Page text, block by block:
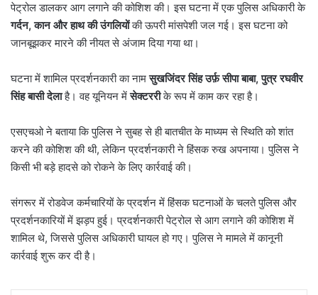
पेट्रोल डालकर आग लगाने की कोशिश की। इस घटना में एक पुलिस अधिकारी के
गर्दन,कान और हाथ की उंगलियोंकी ऊपरी मांसपेशी जल गई। इस घटना को
जानबूझकर मारने की नीयत से अंजाम दिया गया था।
घटना में शामिल प्रदर्शनकारी का नामसुखजिंदर सिंह उर्फ़ सीपा बाबा,पुत्र रघवीर
सिंह बासी देलाहै। वह यूनियन मेंसेक्टररीके रूप में काम कर रहा है।
एसएचओ ने बताया कि पुलिस ने सुबह से ही बातचीत के माध्यम से स्थिति को शांत
करने की कोशिश की थी, लेकिन प्रदर्शनकारी ने हिंसक रुख अपनाया। पुलिस ने
किसी भी बड़े हादसे को रोकने के लिए कार्रवाई की।
संगरूर में रोडवेज कर्मचारियों के प्रदर्शन में हिंसक घटनाओं के चलते पुलिस और
प्रदर्शनकारियों में झड़प हुई। प्रदर्शनकारी पेट्रोल से आग लगाने की कोशिश में
शामिल थे, जिससे पुलिस अधिकारी घायल हो गए। पुलिस ने मामले में कानूनी
कार्रवाई शुरू कर दी है।